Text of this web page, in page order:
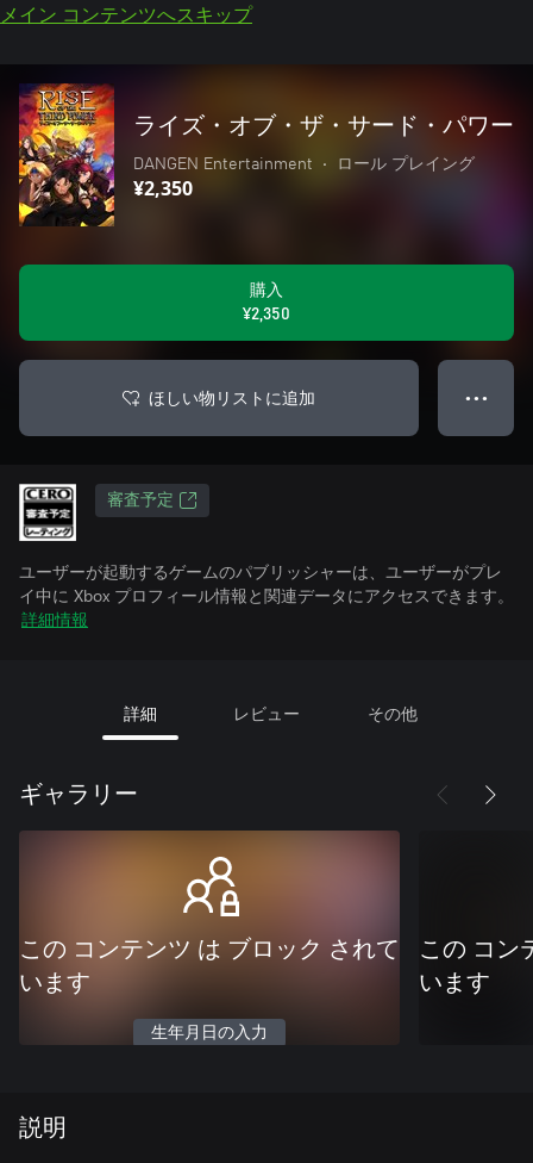
メイン コンテンツへスキップ
ライズ・オブ・ザ・サード・パワー
DANGEN Entertainment • ロール プレイング
¥2,350
購入
¥2,350
ほしい物リストに追加 ● ● ●
審査予定
ユーザーが起動するゲームのパブリッシャーは、ユーザーがプレ
イ中に Xbox プロフィール情報と関連データにアクセスできます。
詳細情報
詳細 レビュー その他
ギャラリー
この コンテンツ は ブロック されて
います
生年月日の入力
この コン
います
説明